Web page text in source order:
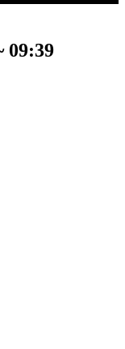
09:39